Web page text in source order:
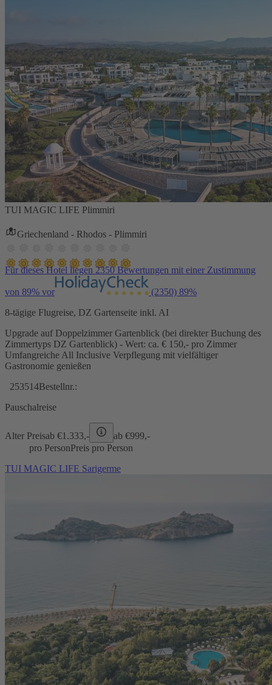
TUI MAGIC LIFE Plimmiri
Griechenland - Rhodos - Plimmiri
Für dieses Hotel liegen 2350 Bewertungen mit einer Zustimmung
von 89% vor (2350) 89%
8-tägige Flugreise, DZ Gartenseite inkl. AI
Upgrade auf Doppelzimmer Gartenblick (bei direkter Buchung des
Zimmertyps DZ Gartenblick) - Wert: ca. € 150,- pro Zimmer
Umfangreiche All Inclusive Verpflegung mit vielfältiger
Gastronomie genießen
253514Bestellnr.:
Pauschalreise
Alter Preisab €1.333,- ab €999,-
pro PersonPreis pro Person
TUI MAGIC LIFE Sarigerme